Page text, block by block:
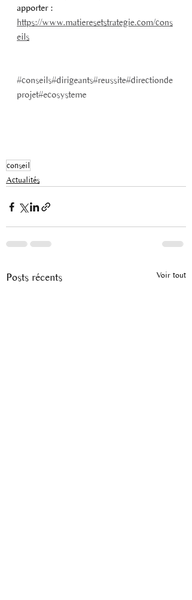
apporter :
https://www.matieresetstrategie.com/cons
eils
#conseils#dirigeants#reussite#directionde
projet#ecosysteme
conseil
Actualités
Posts récents Voir tout